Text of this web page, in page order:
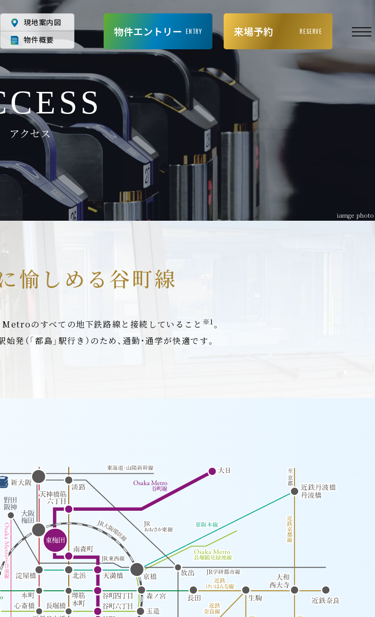
現地案内図
物件概要
物件エントリー ENTRY 来場予約 RESERVE
iamge photo
アクセス
愉しめる谷町線
のすべての地下鉄路線と接続していること ※1。
発（「都島」駅行き）のため、通勤・通学が快適です。